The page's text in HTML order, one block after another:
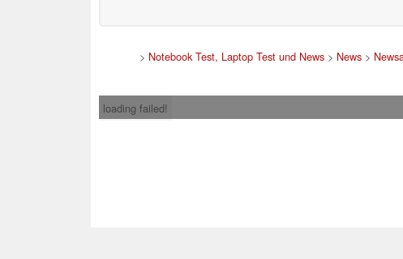
> Notebook Test, Laptop Test und News > News >
loading failed!